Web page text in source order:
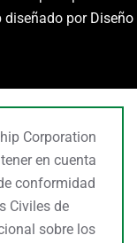
diseñado por Diseño
Corporation
en cuenta
conformidad
Civiles de
sobre los